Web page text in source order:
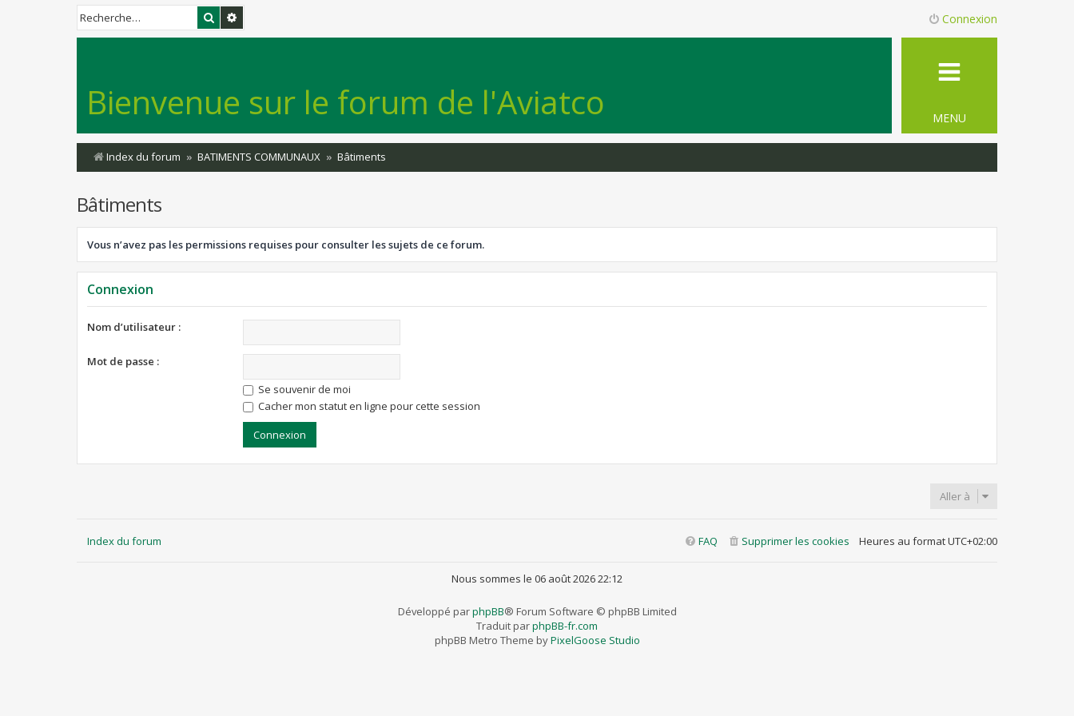
Rechercher Connexion
Bienvenue sur le forum de l'Aviatco MENU
Index du forum BATIMENTS COMMUNAUX Bâtiments
Bâtiments
Vous n’avez pas les permissions requises pour consulter les sujets de ce forum.
Connexion
Nom d’utilisateur :
Mot de passe :
Se souvenir de moi
Cacher mon statut en ligne pour cette session
Aller à
Index du forum Heures au formatUTC+02:00
Supprimer les cookies
FAQ
Nous sommes le 06 août 2026 22:12
Développé parphpBB® Forum Software © phpBB Limited
Traduit parphpBB-fr.com
phpBB Metro Theme byPixelGoose Studio